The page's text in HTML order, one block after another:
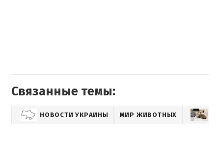
Связанные темы:
НОВОСТИ УКРАИНЫ МИР ЖИВОТНЫХ